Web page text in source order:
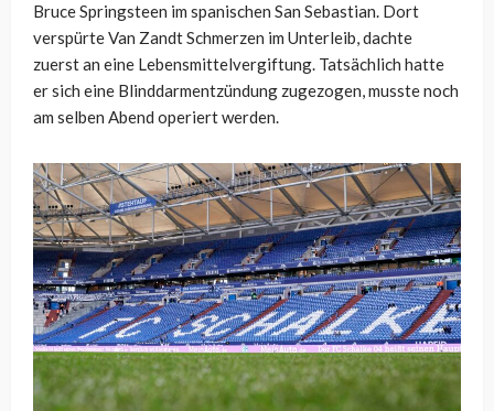
Bruce Springsteen im spanischen San Sebastian. Dort
verspürte Van Zandt Schmerzen im Unterleib, dachte
zuerst an eine Lebensmittelvergiftung. Tatsächlich hatte
er sich eine Blinddarmentzündung zugezogen, musste noch
am selben Abend operiert werden.